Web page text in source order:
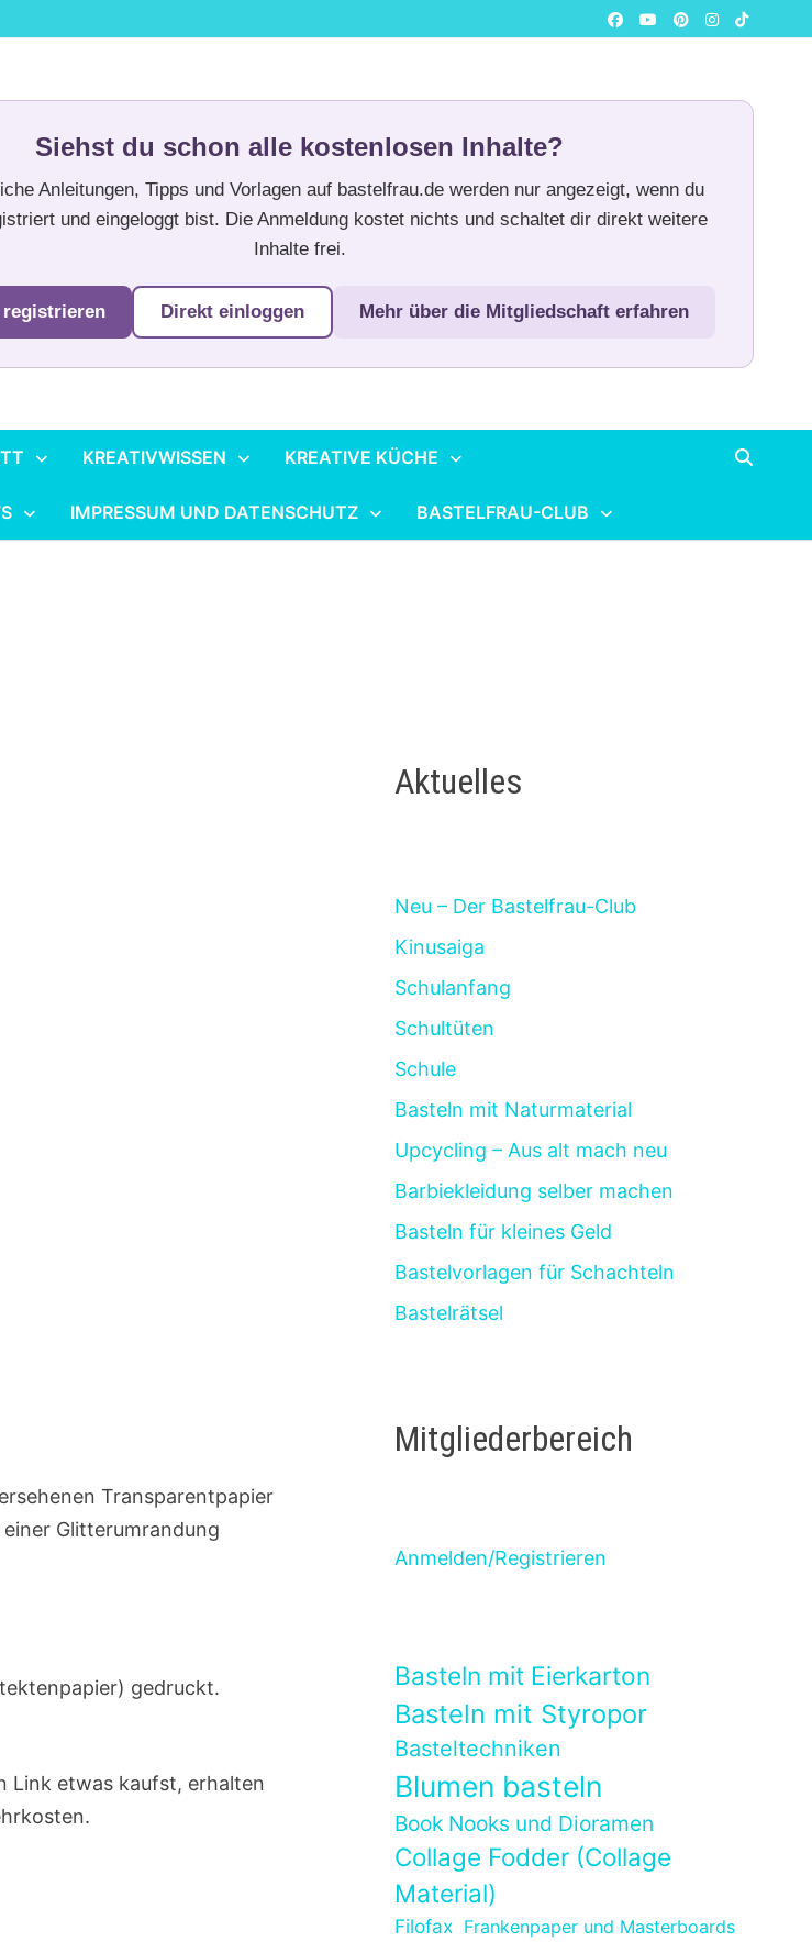
Siehst du schon alle kostenlosen Inhalte?
Anleitungen, Tipps und Vorlagen auf bastelfrau.de werden nur angezeigt, wenn du
und eingeloggt bist. Die Anmeldung kostet nichts und schaltet dir direkt weitere
Inhalte frei.
Direkt einloggen Mehr über die Mitgliedschaft erfahren
KREATIVWISSEN KREATIVE KÜCHE
IMPRESSUM UND DATENSCHUTZ BASTELFRAU-CLUB
Transparentpapier
Glitterumrandung
gedruckt.
Link etwas kaufst, erhalten
Aktuelles
Neu – Der Bastelfrau-Club
Kinusaiga
Schulanfang
Schultüten
Schule
Basteln mit Naturmaterial
Upcycling – Aus alt mach neu
Barbiekleidung selber machen
Basteln für kleines Geld
Bastelvorlagen für Schachteln
Bastelrätsel
Mitgliederbereich
Anmelden/Registrieren
Basteln mit Eierkarton
Basteln mit Styropor
Basteltechniken
Blumen basteln
Book Nooks und Dioramen
Collage Fodder (Collage
Material)
Filofax Frankenpaper und Masterboards